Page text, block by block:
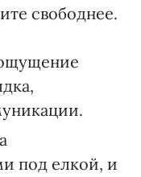
свободнее.
под елкой, и